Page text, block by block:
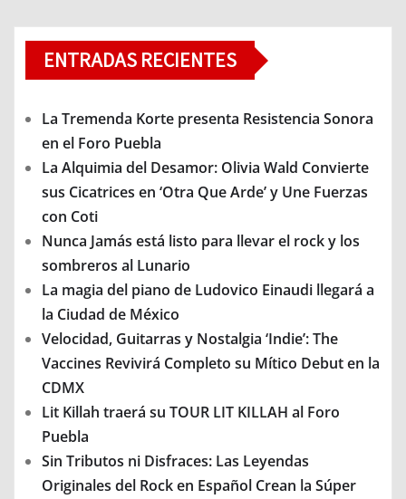
ENTRADAS RECIENTES
La Tremenda Korte presenta Resistencia Sonora
en el Foro Puebla
La Alquimia del Desamor: Olivia Wald Convierte
sus Cicatrices en ‘Otra Que Arde’ y Une Fuerzas
con Coti
Nunca Jamás está listo para llevar el rock y los
sombreros al Lunario
La magia del piano de Ludovico Einaudi llegará a
la Ciudad de México
Velocidad, Guitarras y Nostalgia ‘Indie’: The
Vaccines Revivirá Completo su Mítico Debut en la
CDMX
Lit Killah traerá su TOUR LIT KILLAH al Foro
Puebla
Sin Tributos ni Disfraces: Las Leyendas
Originales del Rock en Español Crean la Súper